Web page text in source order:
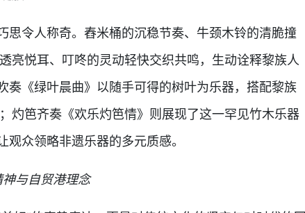
思令人称奇。舂米桶的沉稳节奏、牛颈木铃的清脆撞
亮悦耳、叮咚的灵动轻快交织共鸣，生动诠释黎族人
奏《绿叶晨曲》以随手可得的树叶为乐器，搭配黎族
灼笆齐奏《欢乐灼笆情》则展现了这一罕见竹木乐器
观众领略非遗乐器的多元质感。
与自贸港理念